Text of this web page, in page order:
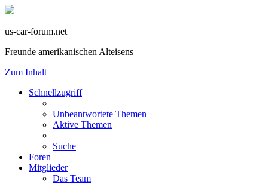
us-car-forum.net
Freunde amerikanischen Alteisens
Zum Inhalt
Schnellzugriff
Unbeantwortete Themen
Aktive Themen
Suche
Foren
Mitglieder
Das Team